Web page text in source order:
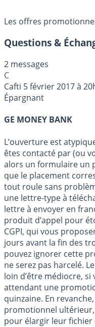
Les offres
Questions &
2 messages
C
Cafti 5 février 2017 à
Épargnant
GE MONEY BANK
L’ouverture est
êtes contacté par (ou
alors un formulaire un
que le placement
tout roule sans
une lettre-type à
lettre à envoyer en
produit d’appel pour
CGPI, qui vous
jours avant la fin des
pouvez ignorer cette
ne serez pas harcelé.
loin d’être médiocre,
attendant une
quinzaine. En
promotionnel ultérieur,
pour élargir leur fichier